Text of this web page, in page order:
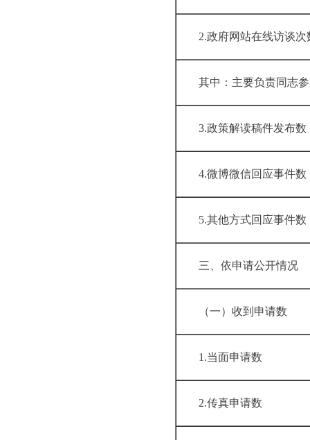
2.政府网站在线
其中：主要负责同
3.政策解读稿件
4.微博微信回应
5.其他方式回应
三、依申请公
（一）收到申
1.当面申请数
2.传真申请数